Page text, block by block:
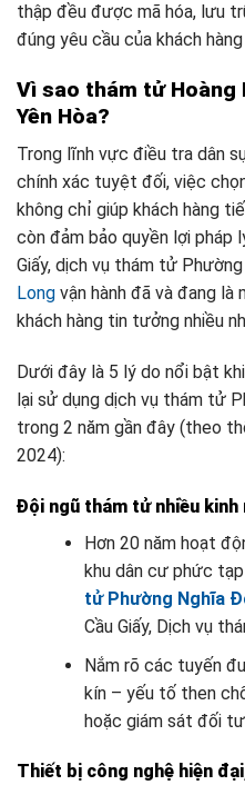
thập đều được mã hóa, lưu
đúng yêu cầu của khách
Vì sao thám tử
Yên Hòa?
Trong lĩnh vực điều tra dân
chính xác tuyệt đối, việc
không chỉ giúp khách hàng
còn đảm bảo quyền lợi pháp
Giấy, dịch vụ thám tử Phường
Long vận hành đã và đang
khách hàng tin tưởng nhiều
Dưới đây là 5 lý do nổi bật
lại sử dụng dịch vụ thám tử
trong 2 năm gần đây (theo
2024):
Đội ngũ thám tử nhiều
Hơn 20 năm hoạt
khu dân cư phức tạp
tử Phường Nghĩa
Cầu Giấy, Dịch vụ
Nắm rõ các tuyến
kín – yếu tố then
hoặc giám sát đối
Thiết bị công nghệ hiện